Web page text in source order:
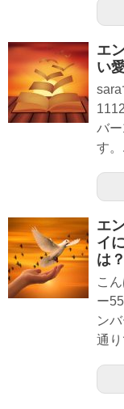
エ
い
バ
す。
エ
イ
は？
こ
ー
ン
通